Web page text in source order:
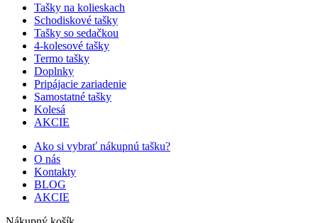
Tašky na kolieskach
Schodiskové tašky
Tašky so sedačkou
4-kolesové tašky
Termo tašky
Doplnky
Pripájacie zariadenie
Samostatné tašky
Kolesá
AKCIE
Ako si vybrať nákupnú tašku?
O nás
Kontakty
BLOG
AKCIE